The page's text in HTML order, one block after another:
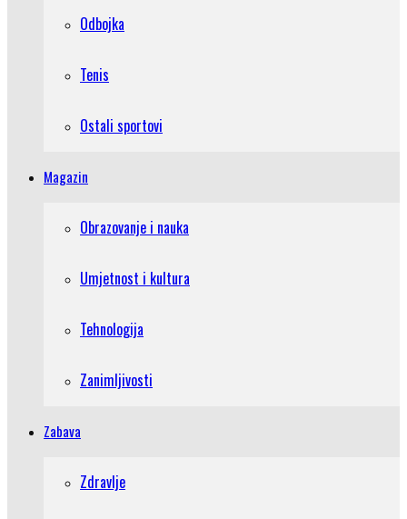
Odbojka
Tenis
Ostali sportovi
Magazin
Obrazovanje i nauka
Umjetnost i kultura
Tehnologija
Zanimljivosti
Zabava
Zdravlje